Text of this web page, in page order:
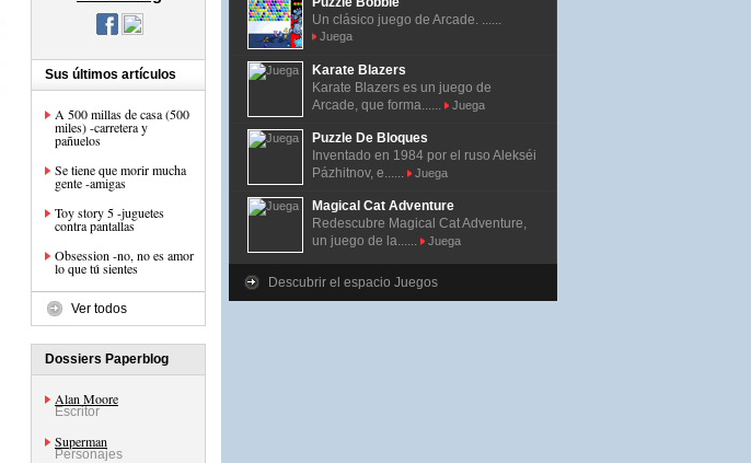
Sus últimos artículos
A 500 millas de casa (500
miles) -carretera y
pañuelos
Se tiene que morir mucha
gente -amigas
Toy story 5 -juguetes
contra pantallas
Obsession -no, no es amor
lo que tú sientes
Ver todos
Dossiers Paperblog
Alan Moore
Escritor
Superman
Personajes
Un clásico juego de Arcade. ......
Juega
Karate Blazers
Karate Blazers es un juego de
Arcade, que forma......
Juega
Puzzle De Bloques
Inventado en 1984 por el ruso Alekséi
Pázhitnov, e......
Juega
Magical Cat Adventure
Redescubre Magical Cat Adventure,
un juego de la......
Juega
Descubrir el espacio Juegos